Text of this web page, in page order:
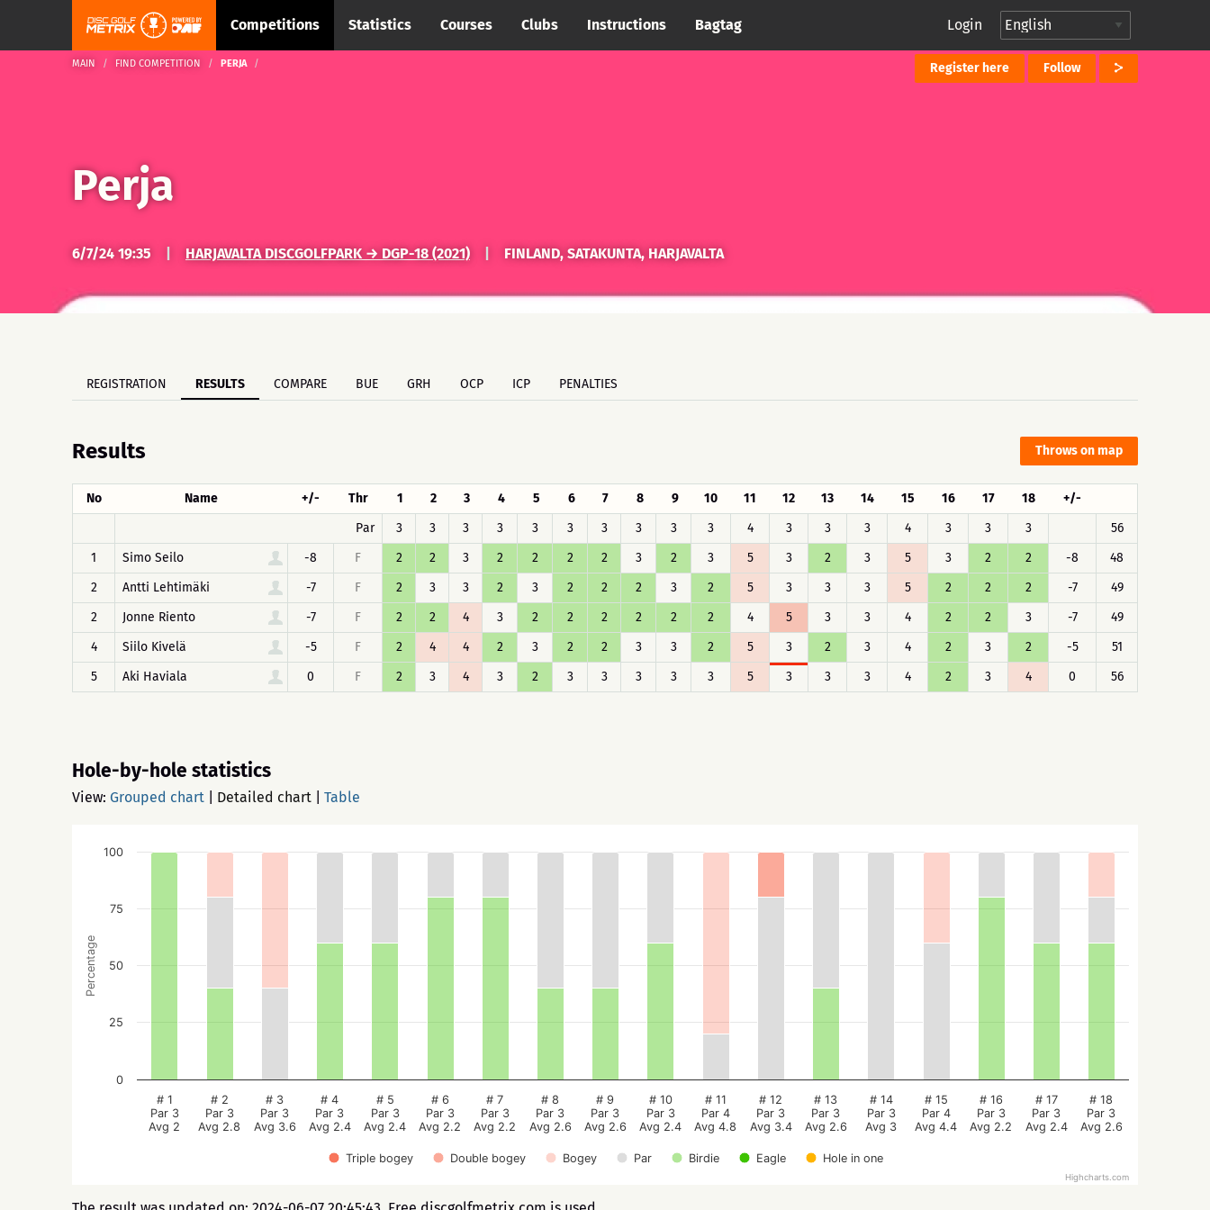
Competitions Statistics Courses Clubs Instructions Bagtag Login
MAIN FIND COMPETITION PERJA Register here Follow
Perja
6/7/24 19:35 HARJAVALTA DISCGOLFPARK → DGP-18 (2021) FINLAND, SATAKUNTA, HARJAVALTA
REGISTRATION RESULTS COMPARE BUE GRH OCP ICP PENALTIES
Results Throws on map
No Name +/- Thr 1 2 3 4 5 6 7 8 9 10 11 12 13 14 15 16 17 18
+/-
Par
3 3 3 3 3 3 3 3 3 3 4 3 3 3 4 3 3 3
56
1
Simo Seilo -8 F 2 2 3 2 2 2 2 3 2 3 5 3 2 3 5 3 2 2 -8
48
2
Antti Lehtimäki -7 F 2 3 3 2 3 2 2 2 3 2 5 3 3 3 5 2 2 2 -7
49
2
Jonne Riento -7 F 2 2 4 3 2 2 2 2 2 2 4 5 3 3 4 2 2 3 -7
49
4
Siilo Kivelä -5 F 2 4 4 2 3 2 2 3 3 2 5 3 2 3 4 2 3 2 -5
51
5
Aki Haviala 0 F 2 3 4 3 2 3 3 3 3 3 5 3 3 3 4 2 3 4 0 56
Hole-by-hole statistics
View: Grouped chart Detailed chart Table
Percentage
Triple bogey Double bogey Bogey Par Birdie Eagle Hole in one
# 1
Par 3
Avg 2
# 2
Par 3
Avg 2.8
# 3
Par 3
Avg 3.6
# 4
Par 3
Avg 2.4
# 5
Par 3
Avg 2.4
# 6
Par 3
Avg 2.2
# 7
Par 3
Avg 2.2
# 8
Par 3
Avg 2.6
# 9
Par 3
Avg 2.6
# 10
Par 3
Avg 2.4
# 11
Par 4
Avg 4.8
# 12
Par 3
Avg 3.4
# 13
Par 3
Avg 2.6
# 14
Par 3
Avg 3
# 15
Par 4
Avg 4.4
# 16
Par 3
Avg 2.2
# 17
Par 3
Avg 2.4
# 18
Par 3
Avg 2.6
0
25
50
75
100
Highcharts.com